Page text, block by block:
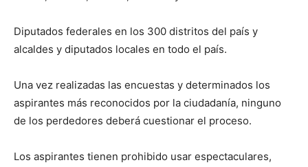
Diputados federales en los 300 distritos del país y
alcaldes y diputados locales en todo el país.
Una vez realizadas las encuestas y determinados los
aspirantes más reconocidos por la ciudadanía, ninguno
de los perdedores deberá cuestionar el proceso.
Los aspirantes tienen prohibido usar espectaculares,